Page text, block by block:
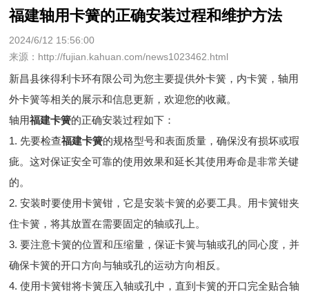
福建轴用卡簧的正确安装过程和维护方法
2024/6/12 15:56:00
来源：http://fujian.kahuan.com/news1023462.html
新昌县徕得利卡环有限公司为您主要提供外卡簧 ，内卡簧，轴用
外卡簧等相关的展示和信息更新，欢迎您的收藏。
轴用福建卡簧的正确安装过程如下：
1. 先要检查福建卡簧的规格型号和表面质量，确保没有损坏或瑕
疵。这对保证安全可靠的使用效果和延长其使用寿命是非常关键
的。
2. 安装时要使用卡簧钳，它是安装卡簧的必要工具。用卡簧钳夹
住卡簧，将其放置在需要固定的轴或孔上。
3. 要注意卡簧的位置和压缩量，保证卡簧与轴或孔的同心度，并
确保卡簧的开口方向与轴或孔的运动方向相反。
4. 使用卡簧钳将卡簧压入轴或孔中，直到卡簧的开口完全贴合轴